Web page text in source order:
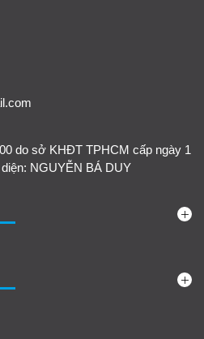
do sở KHĐT TPHCM cấp ngày 1
NGUYỄN BÁ DUY